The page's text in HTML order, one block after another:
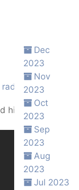
rad Permalink
hier der
Dec
2023
Nov
2023
Oct
2023
Sep
2023
Aug
2023
Jul 2023